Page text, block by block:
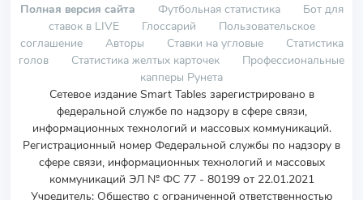
Полная версия сайта Футбольная статистика
Бот для
ставок в LIVE
Глоссарий
Пользовательское
соглашение
Авторы Ставки на угловые
Статистика
голов
Статистика желтых карточек
Профессиональные
капперы Рунета
Сетевое издание Smart Tables зарегистрировано в
федеральной службе по надзору в сфере связи,
информационных технологий и массовых коммуникаций.
Регистрационный номер Федеральной службы по надзору в
сфере связи, информационных технологий и массовых
коммуникаций ЭЛ № ФС 77 - 80199 от 22.01.2021
Учредитель: Общество с ограниченной ответственностью